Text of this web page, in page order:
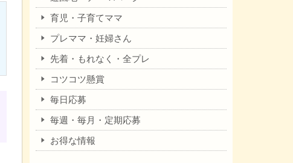
育児・子育てママ
プレママ・妊婦さん
先着・もれなく・全プレ
コツコツ懸賞
毎日応募
毎週・毎月・定期応募
お得な情報